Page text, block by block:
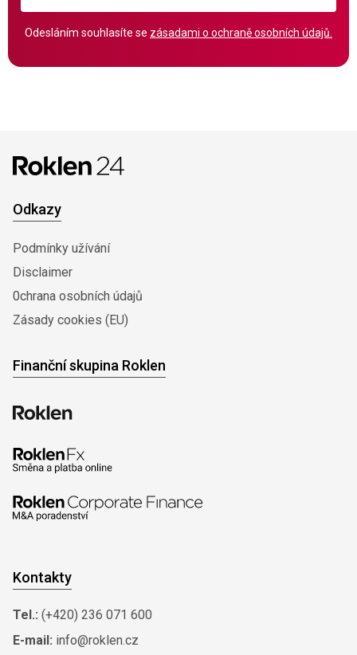
Odesláním souhlasíte se zásadami o ochraně osobních údajů.
Odkazy
Podmínky užívání
Disclaimer
0chrana osobních údajů
Zásady cookies (EU)
Finanční skupina Roklen
Kontakty
Tel.: (+420) 236 071 600
E-mail: info@roklen.cz